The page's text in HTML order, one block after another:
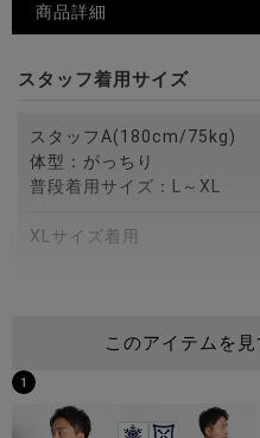
商品詳細
スタッフ着用サイズ
スタッフA(180cm/75kg)
体型：がっちり
普段着用サイズ：L～XL
XLサイズ着用
普段着用サイズ：M～L
Lサイズ着用
このアイテムを
1